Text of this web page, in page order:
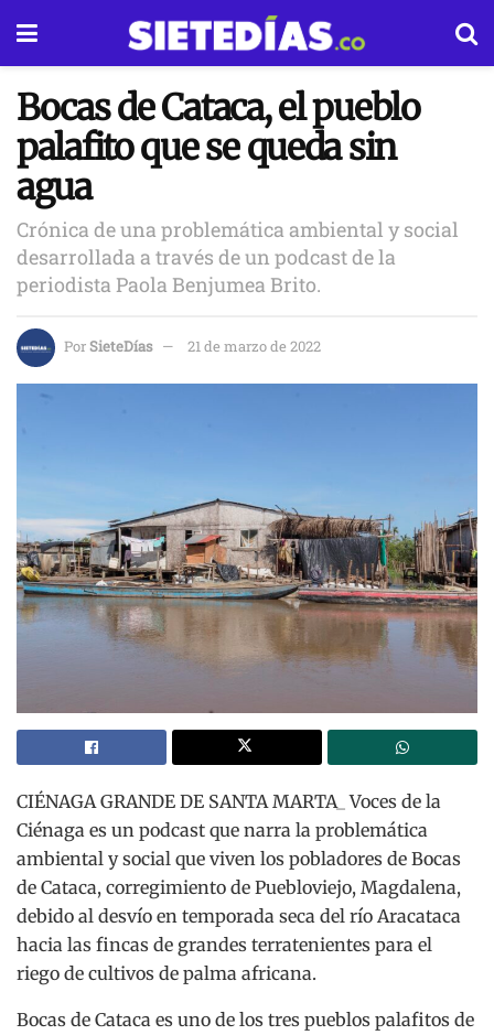
Bocas de Cataca, el pueblo
palafito que se queda sin
agua
Crónica de una problemática ambiental y social
desarrollada a través de un podcast de la
periodista Paola Benjumea Brito.
PorSieteDías 21 de marzo de 2022
CIÉNAGA GRANDE DE SANTA MARTA_ Voces de la
Ciénaga es un podcast que narra la problemática
ambiental y social que viven los pobladores de Bocas
de Cataca, corregimiento de Puebloviejo, Magdalena,
debido al desvío en temporada seca del río Aracataca
hacia las fincas de grandes terratenientes para el
riego de cultivos de palma africana.
Bocas de Cataca es uno de los tres pueblos palafitos de